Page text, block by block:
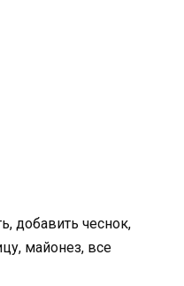
добавить чеснок,
майонез, все